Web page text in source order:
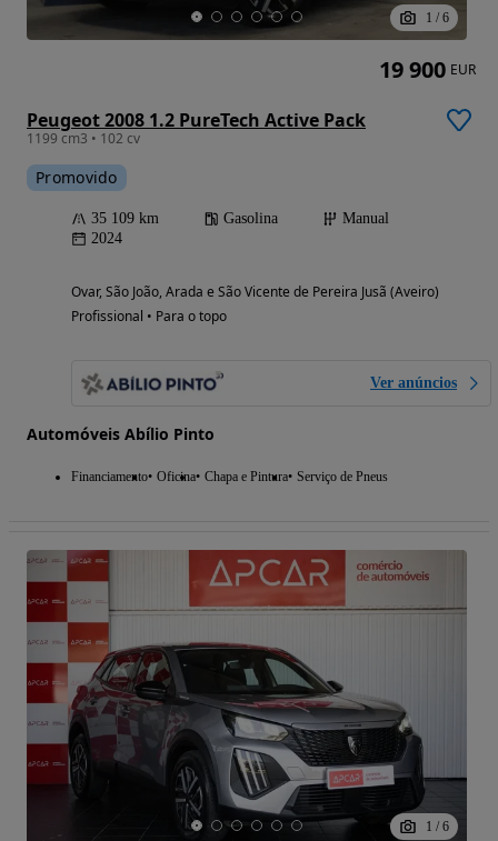
1 / 6
Peugeot 2008 1.2 PureTech Active Pack
1199 cm3 • 102 cv
Promovido
35 109 km Gasolina
Manual
2024
Ovar, São João, Arada e São Vicente de Pereira Jusã (Aveiro)
Profissional • Para o topo
Ver anúncios
Automóveis Abílio Pinto
Financiamento Oficina Chapa e Pintura Serviço de Pneus
19 900 EUR
1 / 6